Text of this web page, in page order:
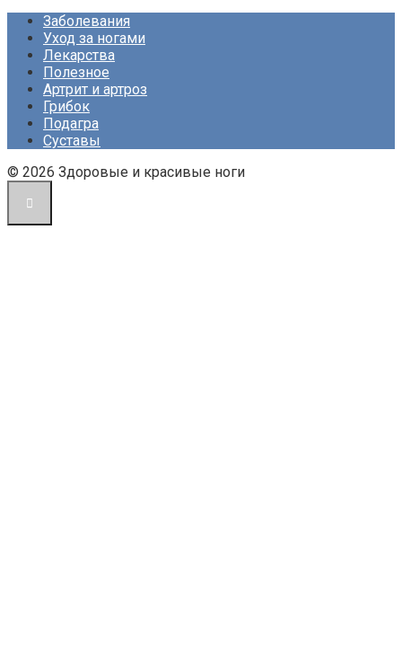
Заболевания
Уход за ногами
Лекарства
Полезное
Артрит и артроз
Грибок
Подагра
Суставы
© 2026 Здоровые и красивые ноги